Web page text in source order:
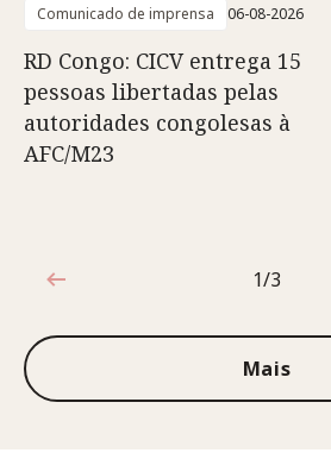
Comunicado de imprensa 06-08-2026
RD Congo: CICV entrega 15
pessoas libertadas pelas
autoridades congolesas à
AFC/M23
1 de 3
1/3
Mais